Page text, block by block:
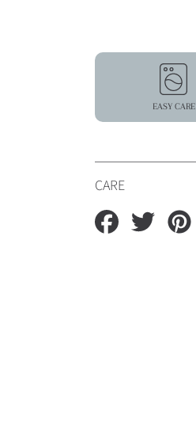
EASY CARE
CARE
Auf
Facebook
Auf
Twitter